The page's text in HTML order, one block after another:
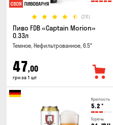
(26)
Пиво FDB «Captain Morion»
0.33л
Темное, Нефильтрованное, 6.5°
47,00
грн за 1 шт
Крепость
5.2 °
Горечь